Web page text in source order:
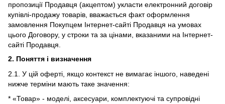
пропозиції Продавця (акцептом) укласти електронний договір
купівлі-продажу товарів, вважається факт оформлення
замовлення Покупцем Інтернет-сайті Продавця на умовах
цього Договору, у строки та за цінами, вказаними на Інтернет-
сайті Продавця.
2. Поняття і визначення
2.1. У цій оферті, якщо контекст не вимагає іншого, наведені
нижче терміни мають таке значення:
* «Товар» - моделі, аксесуари, комплектуючі та супровідні